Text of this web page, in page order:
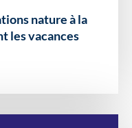
nature à la
les vacances